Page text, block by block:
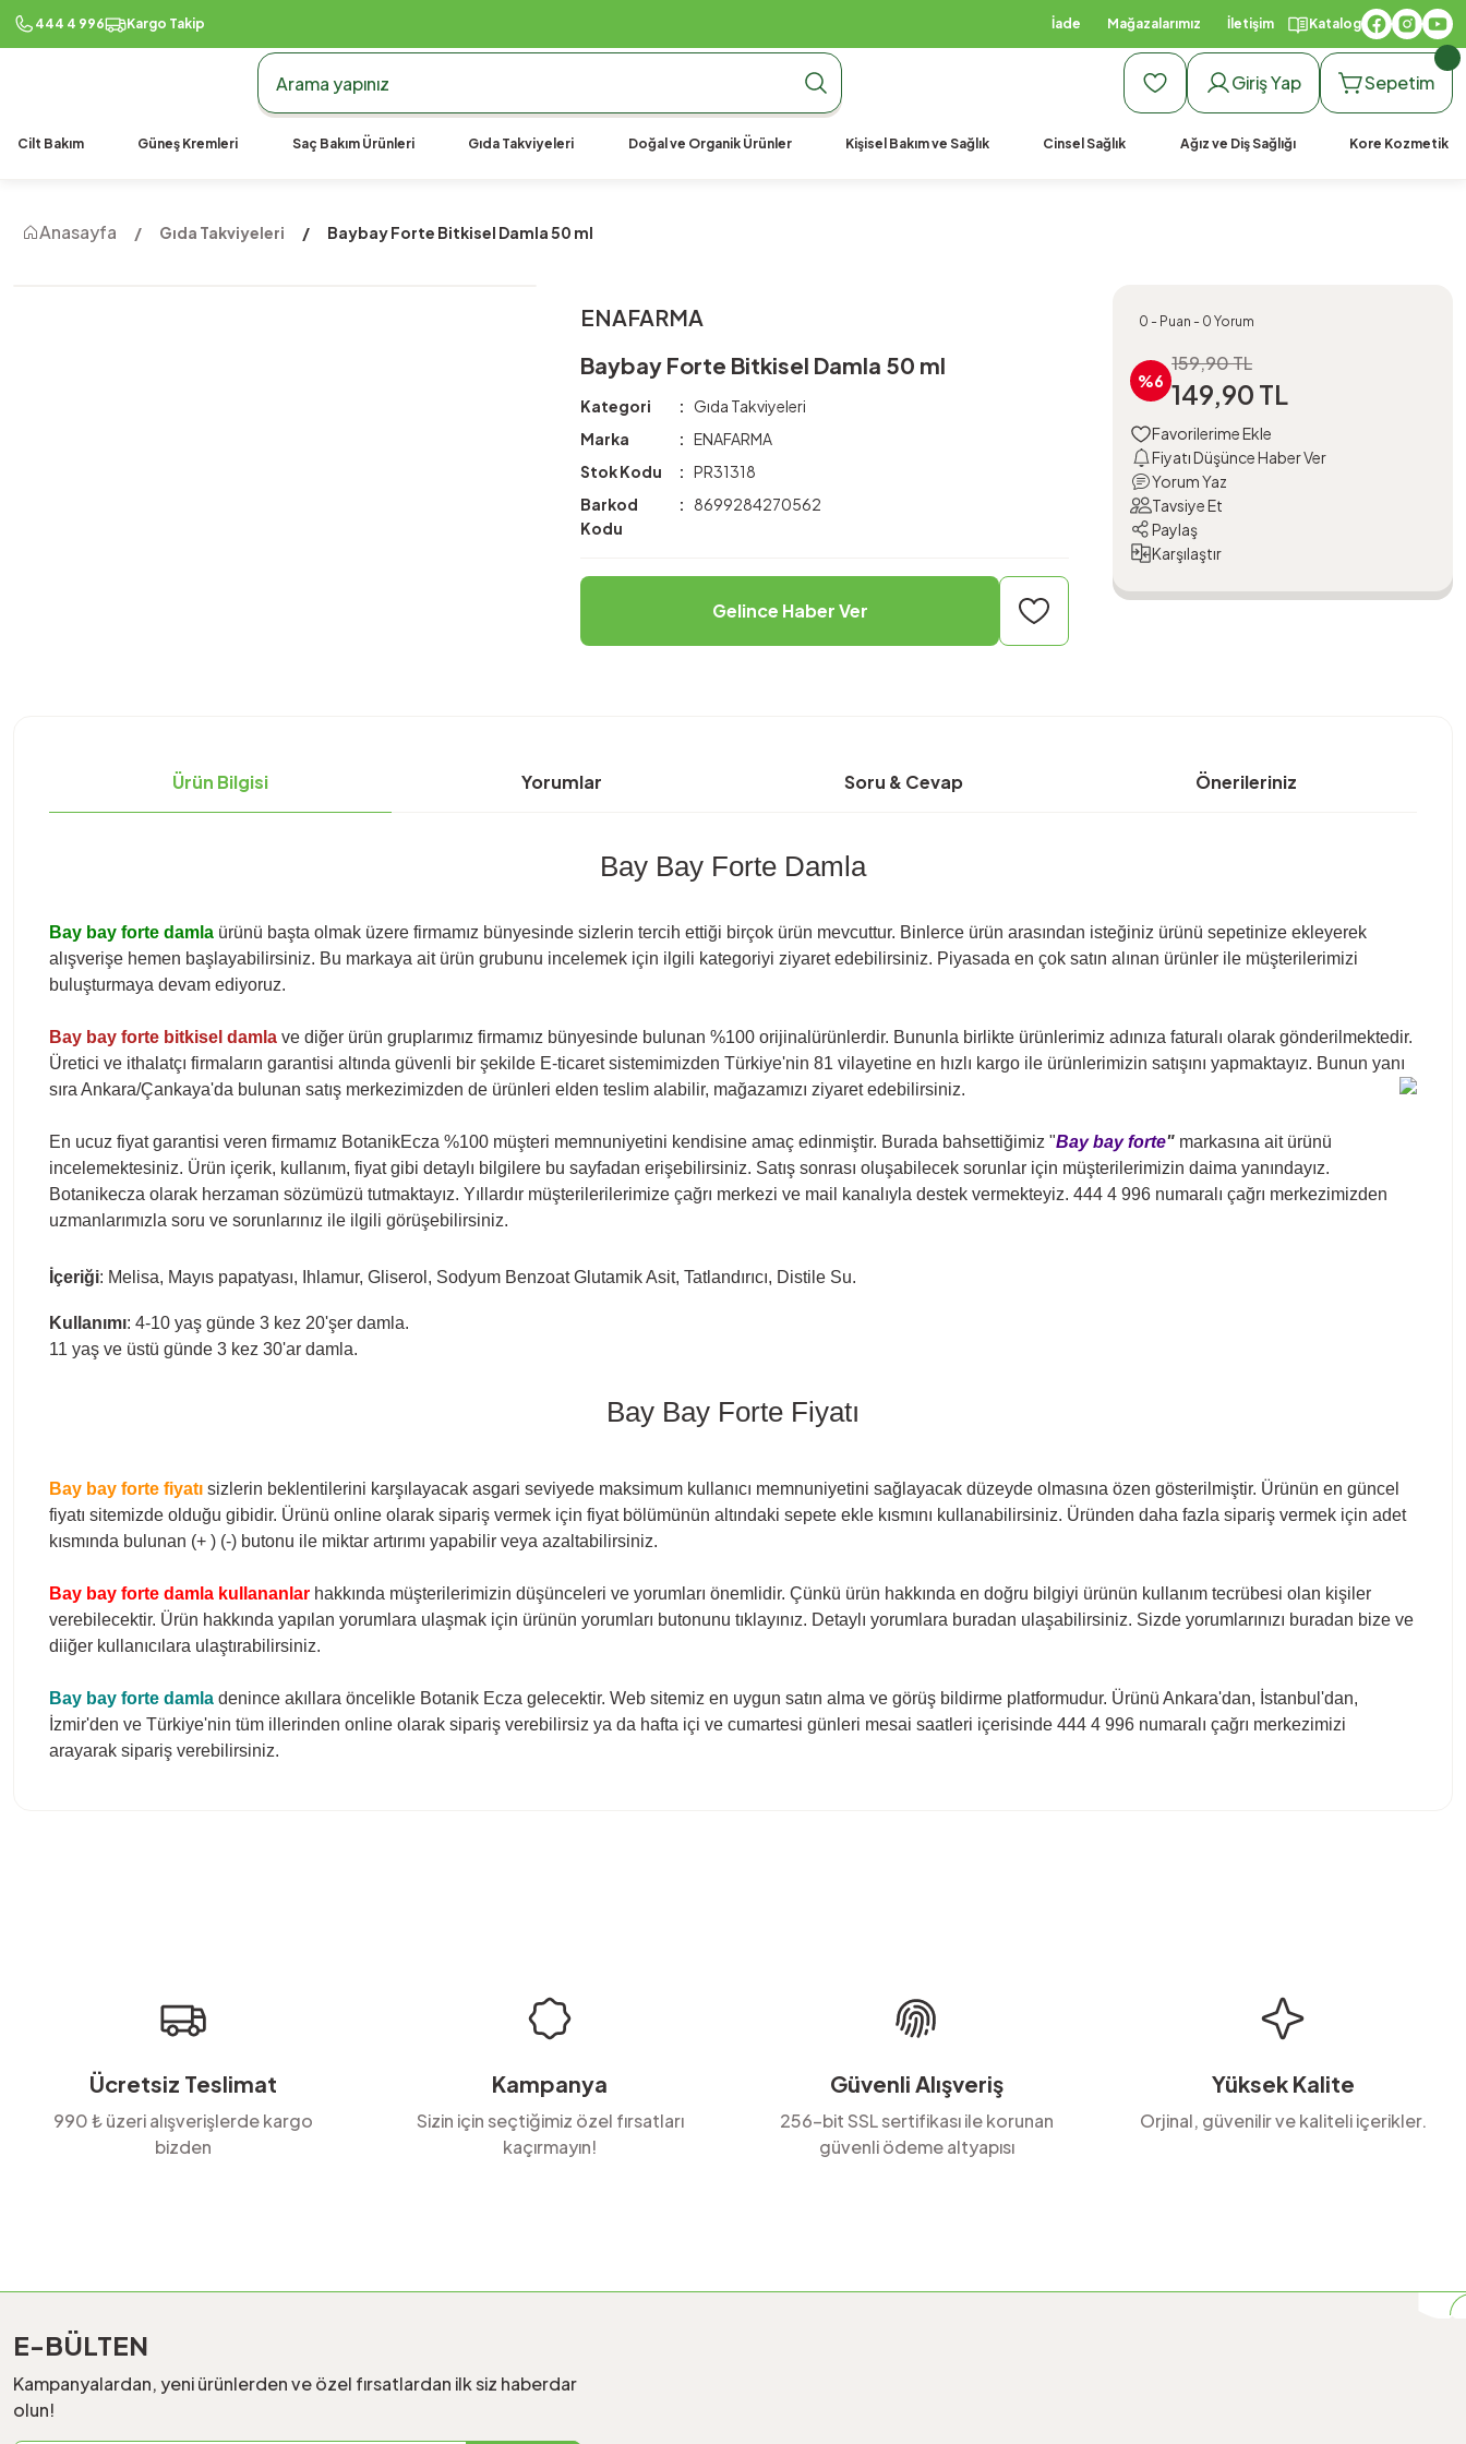
444 4 996 Kargo Takip
990 TL Üzeri Ücretsiz Kargo990 TL Üzeri Ücretsiz Kargo
İade Mağazalarımız İletişim Katalog
Giriş Yap Sepetim
Cilt Bakım Güneş Kremleri Saç Bakım Ürünleri Gıda Takviyeleri Doğal ve Organik Ürünler Kişisel Bakım ve Sağlık Cinsel Sağlık Ağız ve Diş Sağlığı Kore Kozmetik
Anasayfa Gıda Takviyeleri Baybay Forte Bitkisel Damla 50 ml
ENAFARMA
Baybay Forte Bitkisel Damla 50 ml
Kategori
Gıda Takviyeleri
Marka
ENAFARMA
Stok Kodu
PR31318
Barkod
Kodu
8699284270562
Gelince Haber Ver
0 - Puan - 0 Yorum
%6
159,90 TL
149,90 TL
Fiyatı Düşünce Haber Ver
Yorum Yaz
Tavsiye Et
Paylaş
Karşılaştır
Ürün Bilgisi Yorumlar Soru & Cevap Önerileriniz
Bay Bay Forte Damla
Bay bay forte damla ürünü başta olmak üzere firmamız bünyesinde sizlerin tercih ettiği birçok ürün mevcuttur. Binlerce ürün arasından isteğiniz ürünü sepetinize ekleyerek
alışverişe hemen başlayabilirsiniz. Bu markaya ait ürün grubunu incelemek için ilgili kategoriyi ziyaret edebilirsiniz. Piyasada en çok satın alınan ürünler ile müşterilerimizi
buluşturmaya devam ediyoruz.
Bay bay forte bitkisel damla ve diğer ürün gruplarımız firmamız bünyesinde bulunan %100 orijinalürünlerdir. Bununla birlikte ürünlerimiz adınıza faturalı olarak gönderilmektedir.
Üretici ve ithalatçı firmaların garantisi altında güvenli bir şekilde E-ticaret sistemimizden Türkiye'nin 81 vilayetine en hızlı kargo ile ürünlerimizin satışını yapmaktayız. Bunun yanı
sıra Ankara/Çankaya'da bulunan satış merkezimizden de ürünleri elden teslim alabilir, mağazamızı ziyaret edebilirsiniz.
En ucuz fiyat garantisi veren firmamız BotanikEcza %100 müşteri memnuniyetini kendisine amaç edinmiştir. Burada bahsettiğimiz "Bay bay forte" markasına ait ürünü
incelemektesiniz. Ürün içerik, kullanım, fiyat gibi detaylı bilgilere bu sayfadan erişebilirsiniz. Satış sonrası oluşabilecek sorunlar için müşterilerimizin daima yanındayız.
Botanikecza olarak herzaman sözümüzü tutmaktayız. Yıllardır müşterilerilerimize çağrı merkezi ve mail kanalıyla destek vermekteyiz. 444 4 996 numaralı çağrı merkezimizden
uzmanlarımızla soru ve sorunlarınız ile ilgili görüşebilirsiniz.
İçeriği: Melisa, Mayıs papatyası, Ihlamur, Gliserol, Sodyum Benzoat Glutamik Asit, Tatlandırıcı, Distile Su.
Kullanımı: 4-10 yaş günde 3 kez 20'şer damla.
11 yaş ve üstü günde 3 kez 30'ar damla.
Bay Bay Forte Fiyatı
Bay bay forte fiyatı sizlerin beklentilerini karşılayacak asgari seviyede maksimum kullanıcı memnuniyetini sağlayacak düzeyde olmasına özen gösterilmiştir. Ürünün en güncel
fiyatı sitemizde olduğu gibidir. Ürünü online olarak sipariş vermek için fiyat bölümünün altındaki sepete ekle kısmını kullanabilirsiniz. Üründen daha fazla sipariş vermek için adet
kısmında bulunan (+ ) (-) butonu ile miktar artırımı yapabilir veya azaltabilirsiniz.
Bay bay forte damla kullananlar hakkında müşterilerimizin düşünceleri ve yorumları önemlidir. Çünkü ürün hakkında en doğru bilgiyi ürünün kullanım tecrübesi olan kişiler
verebilecektir. Ürün hakkında yapılan yorumlara ulaşmak için ürünün yorumları butonunu tıklayınız. Detaylı yorumlara buradan ulaşabilirsiniz. Sizde yorumlarınızı buradan bize ve
diiğer kullanıcılara ulaştırabilirsiniz.
Bay bay forte damla denince akıllara öncelikle Botanik Ecza gelecektir. Web sitemiz en uygun satın alma ve görüş bildirme platformudur. Ürünü Ankara'dan, İstanbul'dan,
İzmir'den ve Türkiye'nin tüm illerinden online olarak sipariş verebilirsiz ya da hafta içi ve cumartesi günleri mesai saatleri içerisinde 444 4 996 numaralı çağrı merkezimizi
arayarak sipariş verebilirsiniz.
Bu ürüne benzer farklı alternatifler olmalı.
Ücretsiz Teslimat
990 ₺ üzeri alışverişlerde kargo
bizden
Kampanya
Sizin için seçtiğimiz özel fırsatları
kaçırmayın!
Güvenli Alışveriş
256-bit SSL sertifikası ile korunan
güvenli ödeme altyapısı
Yüksek Kalite
Orjinal, güvenilir ve kaliteli içerikler.
E-BÜLTEN
Kampanyalardan, yeni ürünlerden ve özel fırsatlardan ilk siz haberdar
olun!